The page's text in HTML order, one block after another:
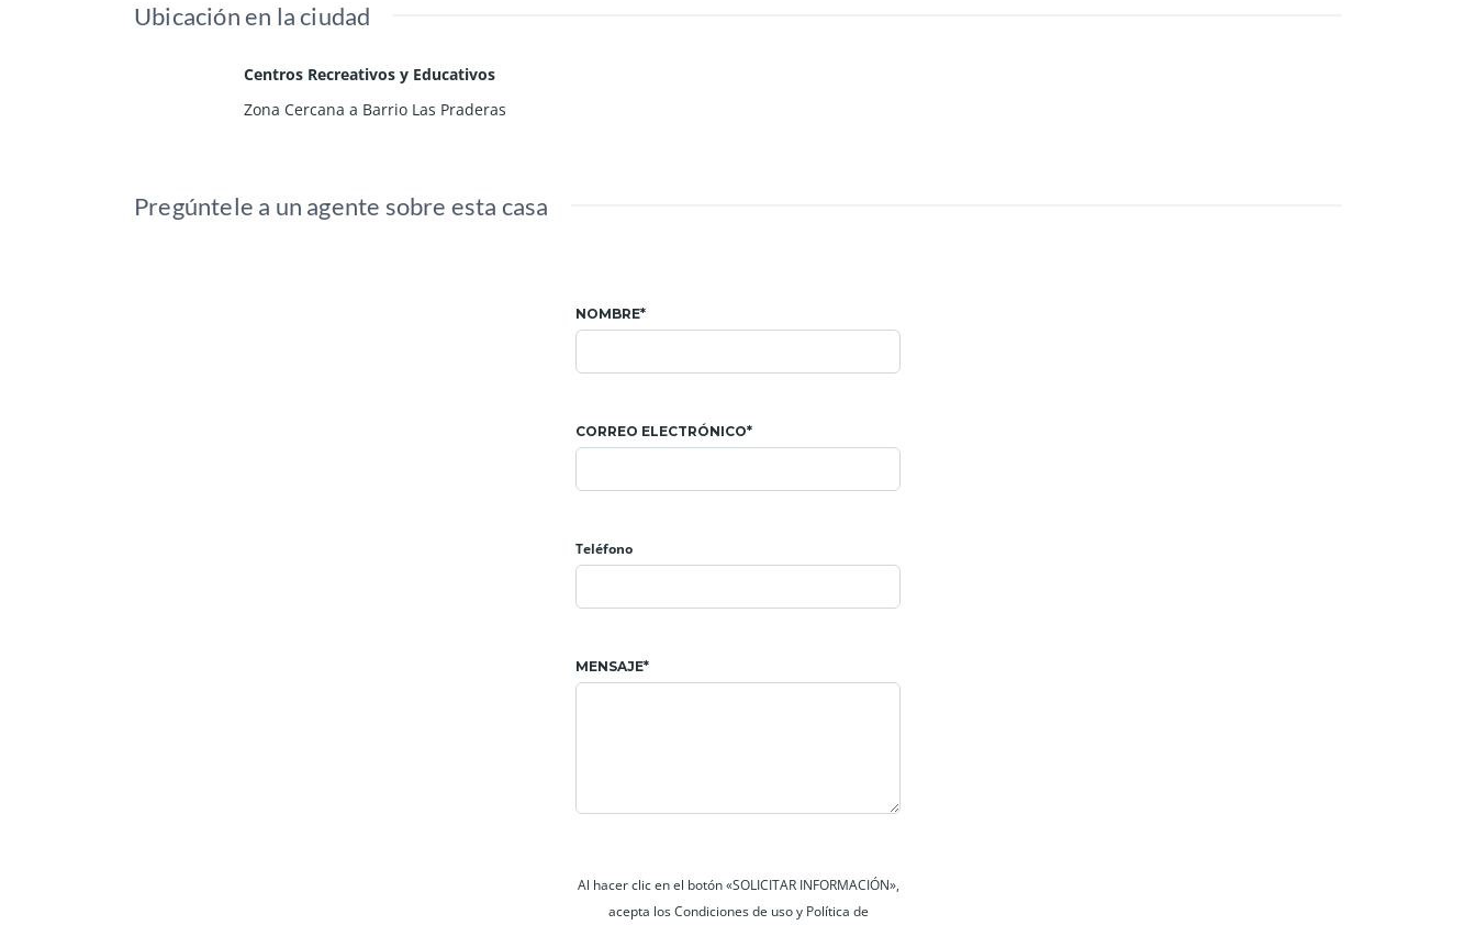
Ubicación en la ciudad
Centros Recreativos y Educativos
Zona Cercana a Barrio Las Praderas
Pregúntele a un agente sobre esta casa
NOMBRE*
CORREO ELECTRÓNICO*
Teléfono
MENSAJE*
Al hacer clic en el botón «SOLICITAR INFORMACIÓN»,
acepta los Condiciones de uso y Política de